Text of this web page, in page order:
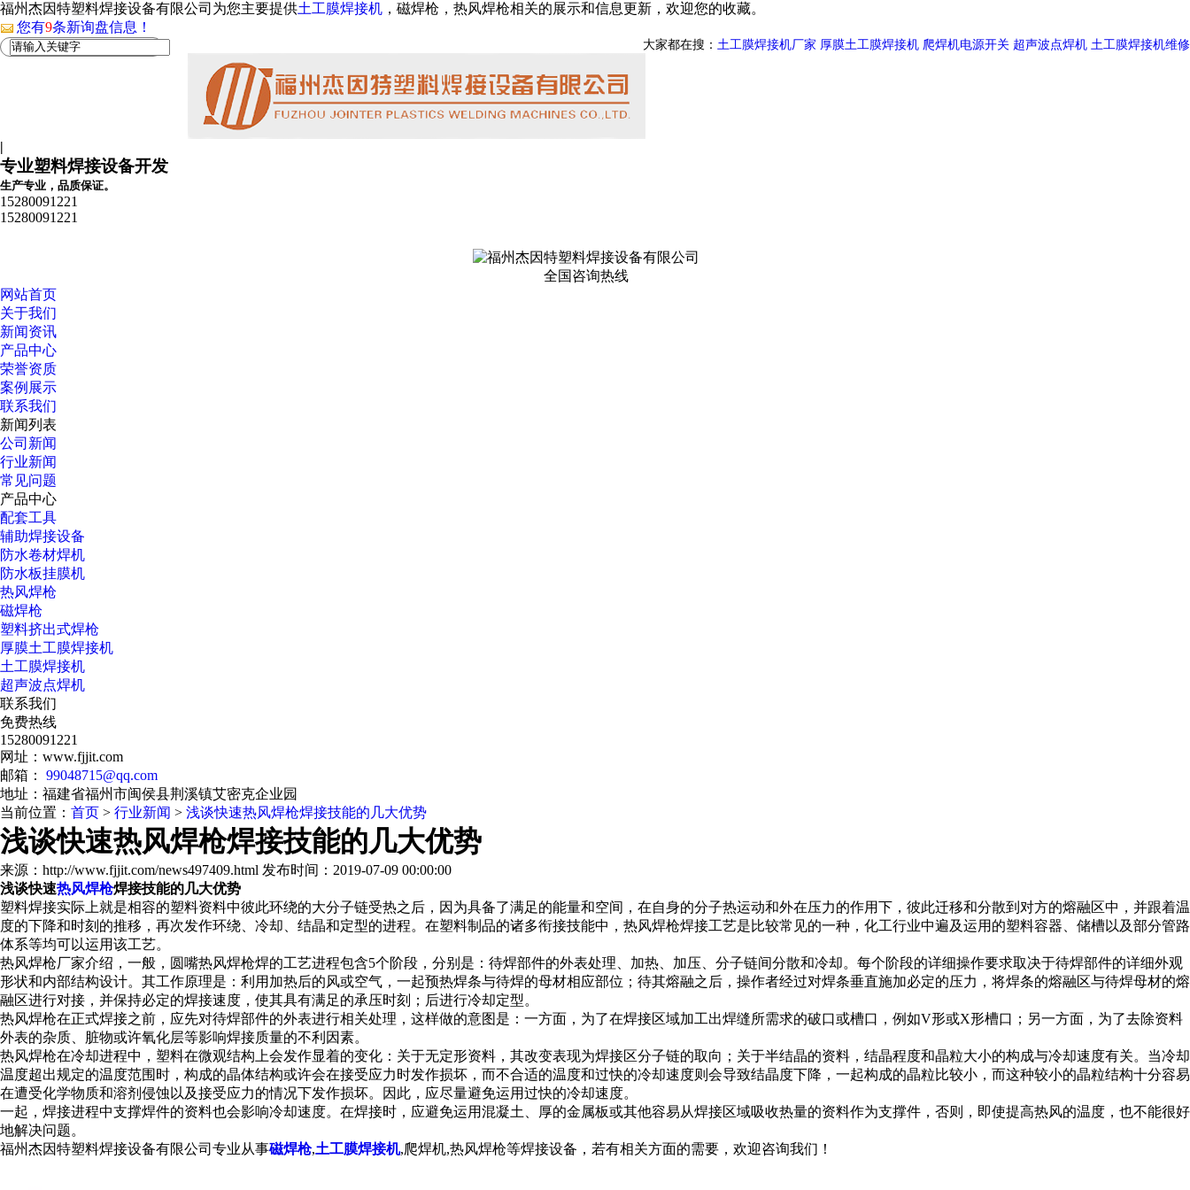
福州杰因特塑料焊接设备有限公司为您主要提供土工膜焊接机 ，磁焊枪，热风焊枪相关的展示和信息更新，欢迎您的收藏。
您有9条新询盘信息！
大家都在搜： 土工膜焊接机厂家 厚膜土工膜焊接机 爬焊机电源开关 超声波点焊机 土工膜焊接机维修
|
专业塑料焊接设备开发
生产专业，品质保证。
15280091221
15280091221
全国咨询热线
网站首页
关于我们
新闻资讯
产品中心
荣誉资质
案例展示
联系我们
新闻列表
公司新闻
行业新闻
常见问题
产品中心
配套工具
辅助焊接设备
防水卷材焊机
防水板挂膜机
热风焊枪
磁焊枪
塑料挤出式焊枪
厚膜土工膜焊接机
土工膜焊接机
超声波点焊机
联系我们
免费热线
15280091221
网址：www.fjjit.com
邮箱： 99048715@qq.com
地址：福建省福州市闽侯县荆溪镇艾密克企业园
当前位置： 首页 > 行业新闻 > 浅谈快速热风焊枪焊接技能的几大优势
浅谈快速热风焊枪焊接技能的几大优势
来源：http://www.fjjit.com/news497409.html 发布时间：2019-07-09 00:00:00
浅谈快速热风焊枪焊接技能的几大优势
塑料焊接实际上就是相容的塑料资料中彼此环绕的大分子链受热之后，因为具备了满足的能量和空间，在自身的分子热运动和外在压力的作用下，彼此迁移和分散到对方的熔融区中，并跟着温
度的下降和时刻的推移，再次发作环绕、冷却、结晶和定型的进程。在塑料制品的诸多衔接技能中， 热风焊枪焊接工艺是比较常见的一种，化工行业中遍及运用的塑料容器、储槽以及部分管路
体系等均可以运用该工艺。
热风焊枪厂家介绍，一般，圆嘴热风焊枪焊的工艺进程包含5个阶段，分别是：待焊部件的外表处理、加热、加压、分子链间分散和冷却。每个阶段的详细操作要求取决于待焊部件的详细外观
形状和内部结构设计。其工作原理是：利用加热后的风或空气，一起预热焊条与待焊的母材相应部位；待其熔融之后，操作者经过对焊条垂直施加必定的压力，将焊条的熔融区与待焊母材的熔
融区进行对接，并保持必定的焊接速度，使其具有满足的承压时刻；后进行冷却定型。
热风焊枪在正式焊接之前，应先对待焊部件的外表进行相关处理，这样做的意图是：一方面，为了在焊接区域加工出焊缝所需求的破口或槽口，例如V形或X形槽口；另一方面，为了去除资料
外表的杂质、脏物或许氧化层等影响焊接质量的不利因素。
热风焊枪在冷却进程中，塑料在微观结构上会发作显着的变化：关于无定形资料，其改变表现为焊接区分子链的取向；关于半结晶的资料，结晶程度和晶粒大小的构成与冷却速度有关。当冷却
温度超出规定的温度范围时，构成的晶体结构或许会在接受应力时发作损坏，而不合适的温度和过快的冷却速度则会导致结晶度下降，一起构成的晶粒比较小，而这种较小的晶粒结构十分容易
在遭受化学物质和溶剂侵蚀以及接受应力的情况下发作损坏。因此，应尽量避免运用过快的冷却速度。
一起，焊接进程中支撑焊件的资料也会影响冷却速度。在焊接时，应避免运用混凝土、厚的金属板或其他容易从焊接区域吸收热量的资料作为支撑件，否则，即使提高热风的温度，也不能很好
地解决问题。
福州杰因特塑料焊接设备有限公司专业从事磁焊枪,土工膜焊接机,爬焊机,热风焊枪等焊接设备，若有相关方面的需要，欢迎咨询我们！